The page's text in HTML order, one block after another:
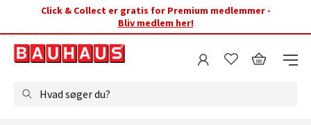
Click & Collect er gratis for Premium medlemmer -
Bliv medlem her!
Hvad søger du?